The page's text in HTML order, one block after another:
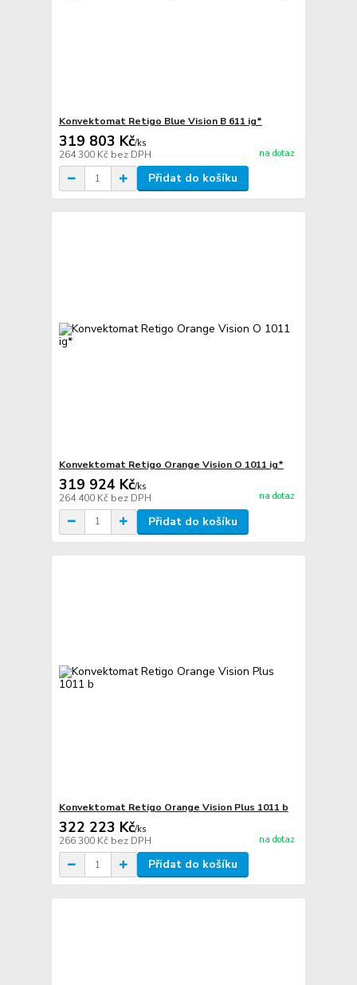
Konvektomat Retigo Blue Vision B 611 ig*
319 803 Kč/ks
264 300 Kč bez DPH na dotaz
Přidat do košíku
Konvektomat Retigo Orange Vision O 1011 ig*
319 924 Kč/ks
264 400 Kč bez DPH na dotaz
Přidat do košíku
Konvektomat Retigo Orange Vision Plus 1011 b
322 223 Kč/ks
266 300 Kč bez DPH na dotaz
Přidat do košíku